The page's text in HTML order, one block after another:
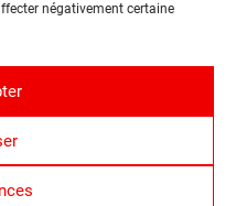
négativement certaine
nous ?